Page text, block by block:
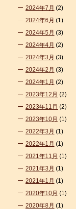
2024年7月 (2)
2024年6月 (1)
2024年5月 (3)
2024年4月 (2)
2024年3月 (3)
2024年2月 (3)
2024年1月 (2)
2023年12月 (2)
2023年11月 (2)
2023年10月 (1)
2022年3月 (1)
2022年1月 (1)
2021年11月 (1)
2021年3月 (1)
2021年1月 (1)
2020年10月 (1)
2020年8月 (1)